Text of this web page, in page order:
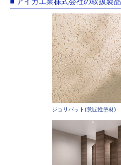
ジョリパット(意匠性塗材)